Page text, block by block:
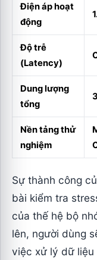
Điện áp hoạt
động
Độ trễ
(Latency)
Dung lượng
tổng
Nền tảng thử
nghiệm
Sự thành công
bài kiểm tra
của thế hệ bộ
lên, người dùng
việc xử lý dữ liệu